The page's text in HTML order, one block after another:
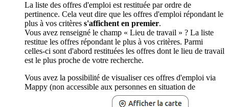
La liste des offres d'emploi est restituée par ordre de
pertinence. Cela veut dire que les offres d'emploi répondant le
plus à vos critères s'affichent en premier.
Vous avez renseigné le champ « Lieu de travail » ? La liste
restitue les offres répondant le plus à vos critères. Parmi
celles-ci sont d'abord restituées les offres dont le lieu de travail
est le plus proche de votre recherche.
Vous avez la possibilité de visualiser ces offres d'emploi via
Mappy (non accessible aux personnes en situation de